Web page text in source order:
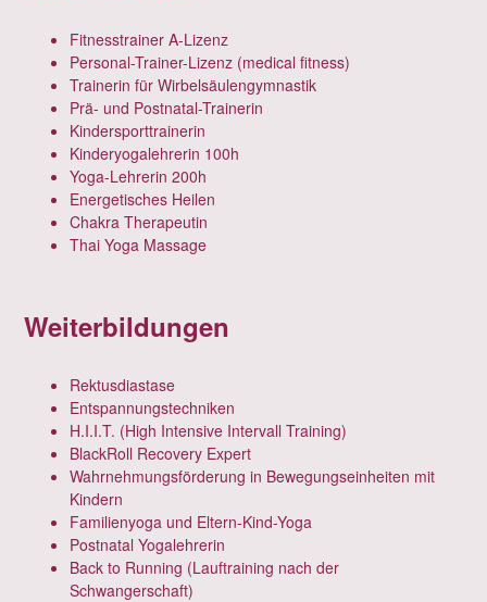
Fitnesstrainer A-Lizenz
Personal-Trainer-Lizenz (medical fitness)
Trainerin für Wirbelsäulengymnastik
Prä- und Postnatal-Trainerin
Kindersporttrainerin
Kinderyogalehrerin 100h
Yoga-Lehrerin 200h
Energetisches Heilen
Chakra Therapeutin
Thai Yoga Massage
Weiterbildungen
Rektusdiastase
Entspannungstechniken
H.I.I.T. (High Intensive Intervall Training)
BlackRoll Recovery Expert
Wahrnehmungsförderung in Bewegungseinheiten mit
Kindern
Familienyoga und Eltern-Kind-Yoga
Postnatal Yogalehrerin
Back to Running (Lauftraining nach der
Schwangerschaft)